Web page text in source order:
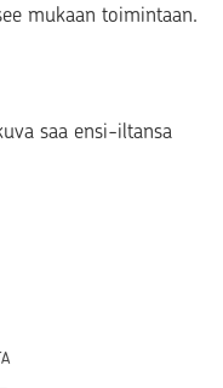
mukaan toimintaan.
saa ensi-iltansa